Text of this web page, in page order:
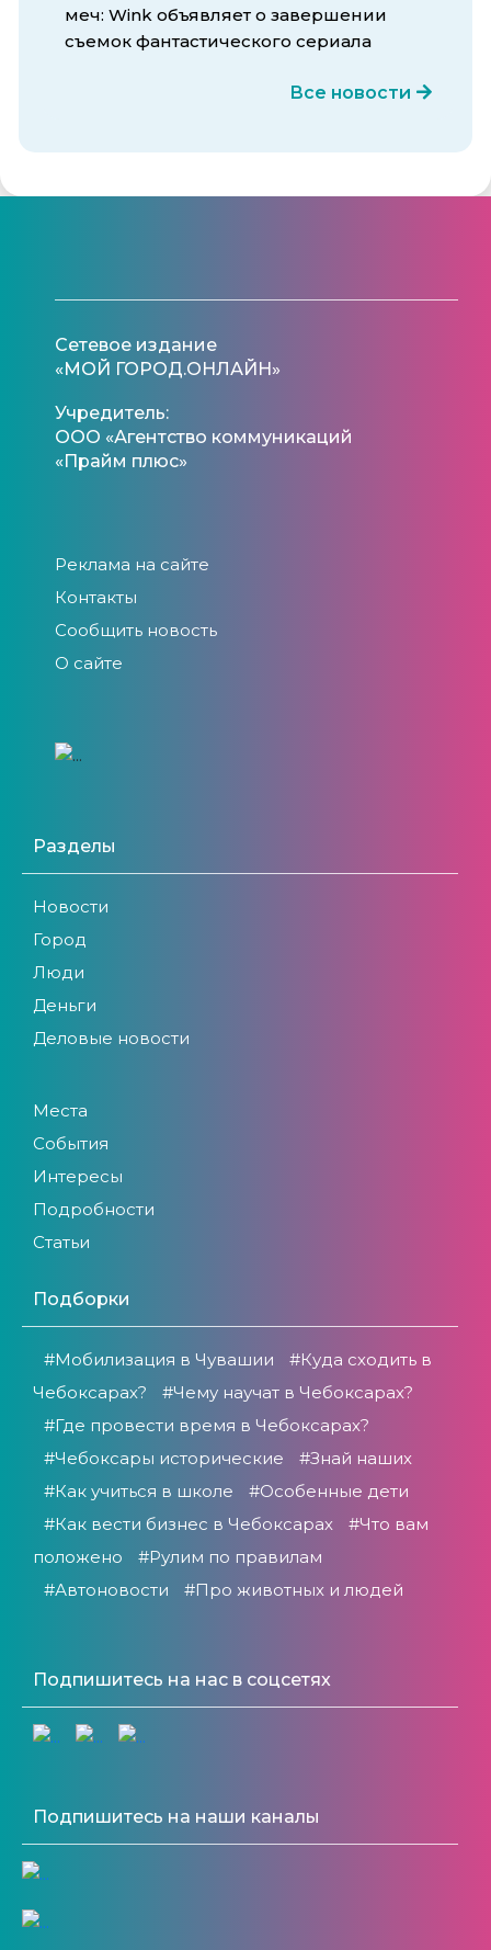
меч: Wink объявляет о завершении
съемок фантастического сериала
Все новости
Сетевое издание
«МОЙ ГОРОД.ОНЛАЙН»
Учредитель:
ООО «Агентство коммуникаций
«Прайм плюс»
Реклама на сайте
Контакты
Сообщить новость
О сайте
Разделы
Новости
Город
Люди
Деньги
Деловые новости
Места
События
Интересы
Подробности
Статьи
Подборки
#Мобилизация в Чувашии
#Куда сходить в
Чебоксарах?
#Чему научат в Чебоксарах?
#Где провести время в Чебоксарах?
#Чебоксары исторические
#Знай наших
#Как учиться в школе
#Особенные дети
#Как вести бизнес в Чебоксарах
#Что вам
положено
#Рулим по правилам
#Автоновости
#Про животных и людей
Подпишитесь на нас в соцсетях
Подпишитесь на наши каналы